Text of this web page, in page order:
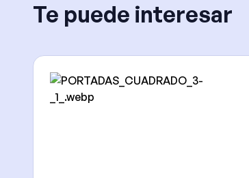
Te puede interesar